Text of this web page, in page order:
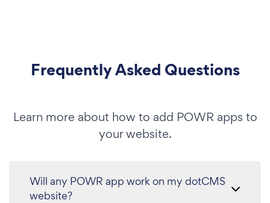
Frequently Asked Questions
Learn more about how to add POWR apps to
your website.
Will any POWR app work on my dotCMS
website?